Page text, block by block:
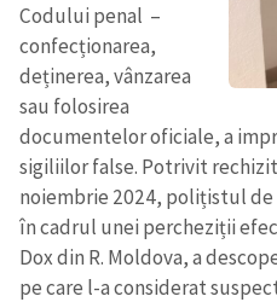
Codului penal –
confecționarea,
deținerea, vânzarea
sau folosirea
documentelor oficiale, a
sigiliilor false. Potrivit
noiembrie 2024, polițistul
în cadrul unei percheziții
Dox din R. Moldova, a
pe care l-a considerat